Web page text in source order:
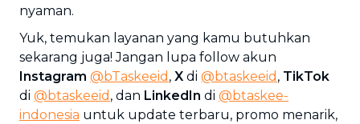
nyaman.
Yuk, temukan layanan yang kamu butuhkan
sekarang juga! Jangan lupa follow akun
Instagram @bTaskeeid , X di @btaskeeid , TikTok
di @btaskeeid , dan LinkedIn di @btaskee-
indonesia untuk update terbaru, promo menarik,